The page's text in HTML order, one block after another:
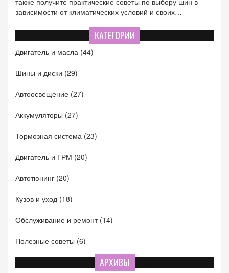
зависимости от климатических условий и своих
поездка будет безопасной и комфортной в любое время
года.
КАТЕГОРИИ
Двигатель и масла (44)
Шины и диски (29)
Автоосвещение (27)
Аккумуляторы (27)
Тормозная система (23)
Двигатель и ГРМ (20)
Автотюнинг (20)
Кузов и уход (18)
Обслуживание и ремонт (14)
Полезные советы (6)
АРХИВЫ